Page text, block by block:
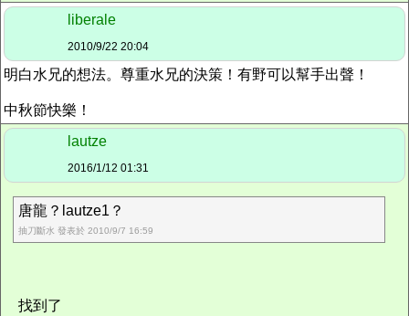
liberale
2010/9/22 20:04
明白水兄的想法。尊重水兄的決策！有野可以幫手出聲！
中秋節快樂！
lautze
2016/1/12 01:31
唐龍？lautze1？
抽刀斷水 發表於 2010/9/7 16:59
找到了